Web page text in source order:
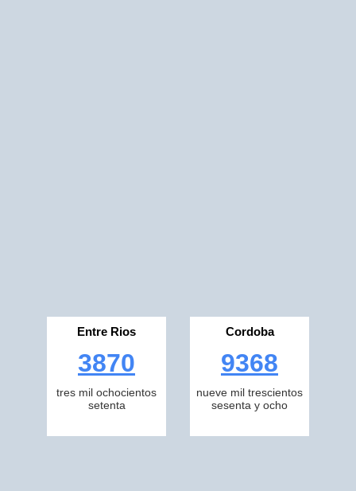
Entre Rios
3870
tres mil ochocientos
setenta
Cordoba
9368
nueve mil trescientos
sesenta y ocho